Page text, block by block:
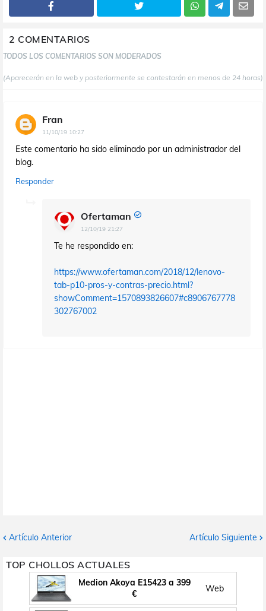
2 COMENTARIOS
TODOS LOS COMENTARIOS SON MODERADOS
(Aparecerán en la web y posteriormente se contestarán en menos de 24 horas)
Fran
11/10/19 10:27
Este comentario ha sido eliminado por un administrador del
blog.
Responder
Ofertaman
12/10/19 21:27
Te he respondido en:
https://www.ofertaman.com/2018/12/lenovo-
tab-p10-pros-y-contras-precio.html?
showComment=1570893826607#c8906767778
302767002
Artículo Anterior Artículo Siguiente
TOP CHOLLOS ACTUALES
Medion Akoya E15423 a 399
€
Web